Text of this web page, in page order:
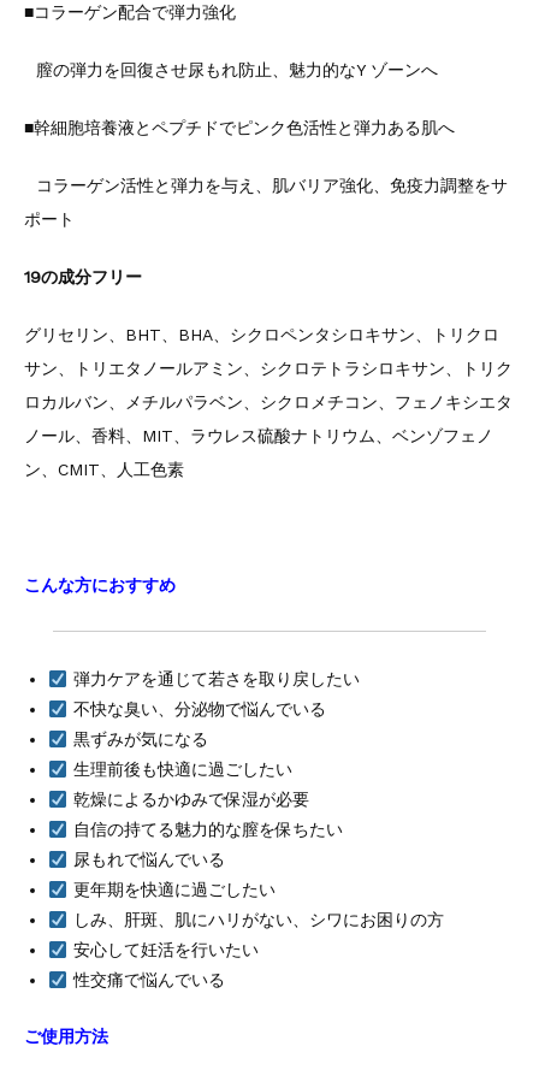
■コラーゲン配合で弾力強化
膣の弾力を回復させ尿もれ防止、魅力的なY ゾーンへ
■幹細胞培養液とペプチドでピンク色活性と弾力ある肌へ
コラーゲン活性と弾力を与え、肌バリア強化、免疫力調整をサ
ポート
19の成分フリー
グリセリン、BHT、BHA、シクロペンタシロキサン、トリクロ
サン、トリエタノールアミン、シクロテトラシロキサン、トリク
ロカルバン、メチルパラベン、シクロメチコン、フェノキシエタ
ノール、香料、MIT、ラウレス硫酸ナトリウム、ベンゾフェノ
ン、CMIT、人工色素
こんな方におすすめ
弾力ケアを通じて若さを取り戻したい
不快な臭い、分泌物で悩んでいる
黒ずみが気になる
生理前後も快適に過ごしたい
乾燥によるかゆみで保湿が必要
自信の持てる魅力的な膣を保ちたい
尿もれで悩んでいる
更年期を快適に過ごしたい
しみ、肝斑、肌にハリがない、シワにお困りの方
安心して妊活を行いたい
性交痛で悩んでいる
ご使用方法